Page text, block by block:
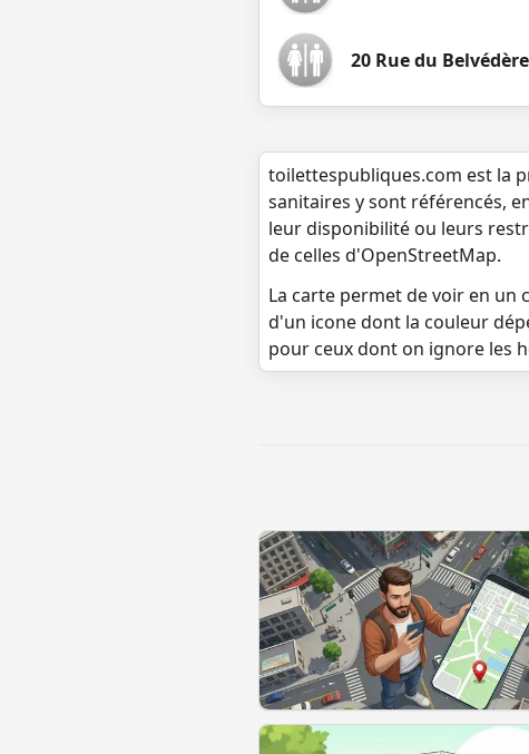
20 Rue du Belvédère
toilettespubliques.com est la
sanitaires y sont référencés,
leur disponibilité ou leurs
de celles d'OpenStreetMap.
La carte permet de voir en un
d'un icone dont la couleur
pour ceux dont on ignore les